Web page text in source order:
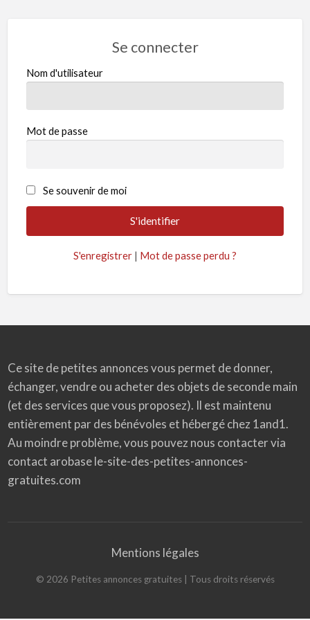
Se connecter
Nom d'utilisateur
Mot de passe
Se souvenir de moi
S'enregistrer | Mot de passe perdu ?
Ce site de petites annonces vous permet de donner,
échanger, vendre ou acheter des objets de seconde main
(et des services que vous proposez). Il est maintenu
entièrement par des bénévoles et hébergé chez 1and1.
Au moindre problème, vous pouvez nous contacter via
contact arobase le-site-des-petites-annonces-
gratuites.com
Mentions légales
© 2026 Petites annonces gratuites| Tous droits réservés